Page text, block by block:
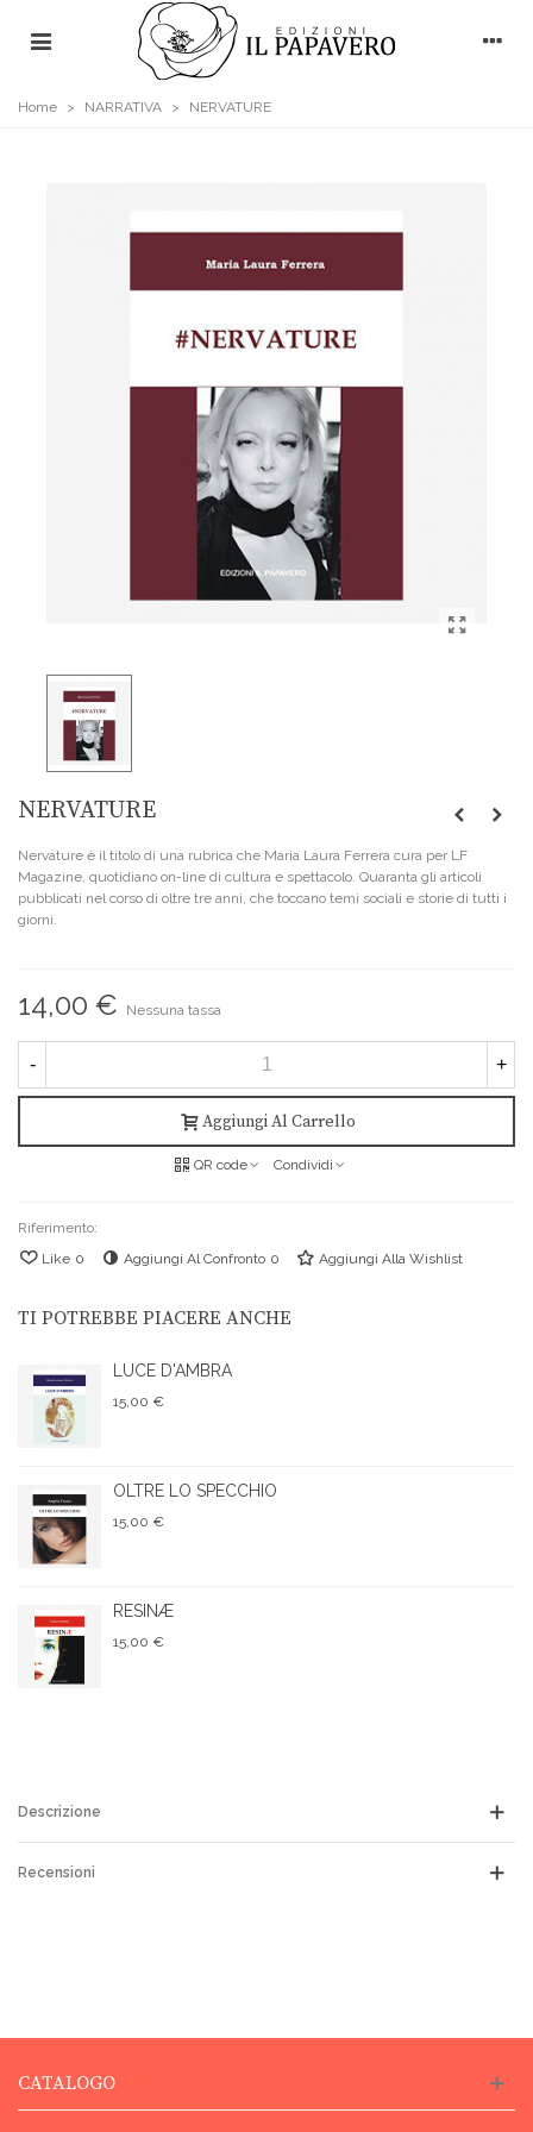
Home > NARRATIVA > NERVATURE
NERVATURE
Nervature è il titolo di una rubrica che Maria Laura Ferrera cura per LF
Magazine, quotidiano on-line di cultura e spettacolo. Quaranta gli articoli
pubblicati nel corso di oltre tre anni, che toccano temi sociali e storie di tutti i
giorni.
14,00 € Nessuna tassa
- +
Aggiungi Al Carrello
QR code Condividi
Riferimento:
Like 0 Aggiungi Al Confronto 0 Aggiungi Alla Wishlist
TI POTREBBE PIACERE ANCHE
LUCE D'AMBRA
15,00 €
OLTRE LO SPECCHIO
15,00 €
RESINÆ
15,00 €
Descrizione
Recensioni
CATALOGO